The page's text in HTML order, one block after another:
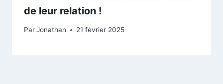
de leur relation !
ParJonathan 21 février 2025